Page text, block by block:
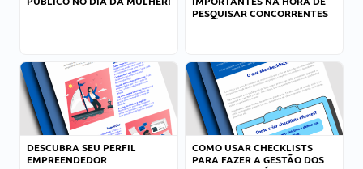
PESQUISAR CONCORRENTES
DESCUBRA SEU PERFIL
EMPREENDEDOR
COMO USAR CHECKLISTS
PARA FAZER A GESTÃO DOS